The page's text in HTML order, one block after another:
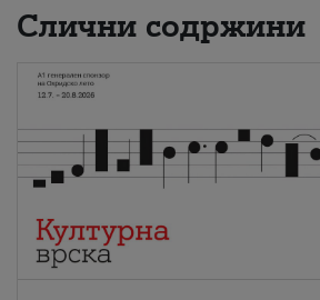
Слични содржини